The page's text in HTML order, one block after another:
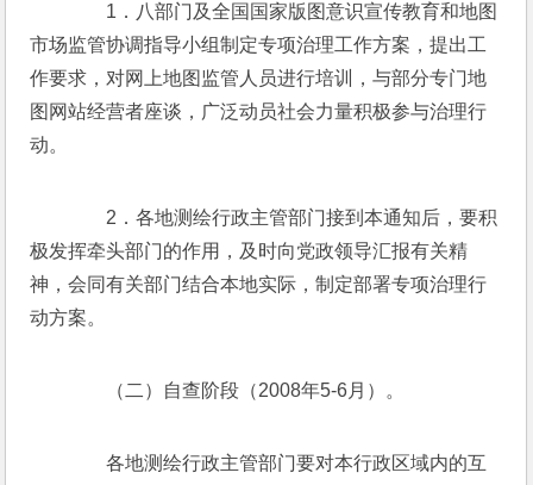
1．八部门及全国国家版图意识宣传教育和地图
市场监管协调指导小组制定专项治理工作方案，提出工
作要求，对网上地图监管人员进行培训，与部分专门地
图网站经营者座谈，广泛动员社会力量积极参与治理行
动。
2．各地测绘行政主管部门接到本通知后，要积
极发挥牵头部门的作用，及时向党政领导汇报有关精
神，会同有关部门结合本地实际，制定部署专项治理行
动方案。
（二）自查阶段（2008年5-6月）。
各地测绘行政主管部门要对本行政区域内的互